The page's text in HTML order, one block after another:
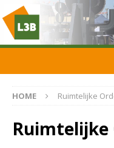
HOME Ruimtelijke
Ruimtelijke